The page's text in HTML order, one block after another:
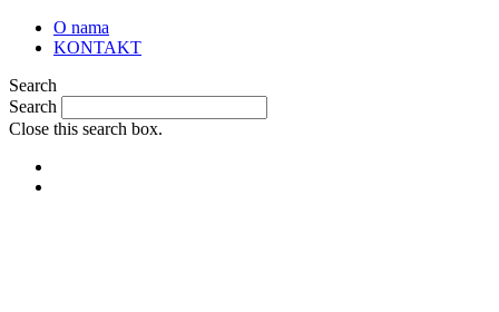
O nama
KONTAKT
Search
Search
Close this search box.